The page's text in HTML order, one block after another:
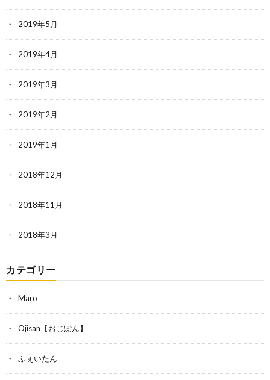
2019年5月
2019年4月
2019年3月
2019年2月
2019年1月
2018年12月
2018年11月
2018年3月
カテゴリー
Maro
Ojisan【おじぽん】
ふぇいたん